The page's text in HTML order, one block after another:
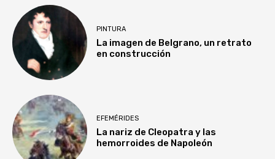
PINTURA
La imagen de Belgrano, un retrato
en construcción
EFEMÉRIDES
La nariz de Cleopatra y las
hemorroides de Napoleón